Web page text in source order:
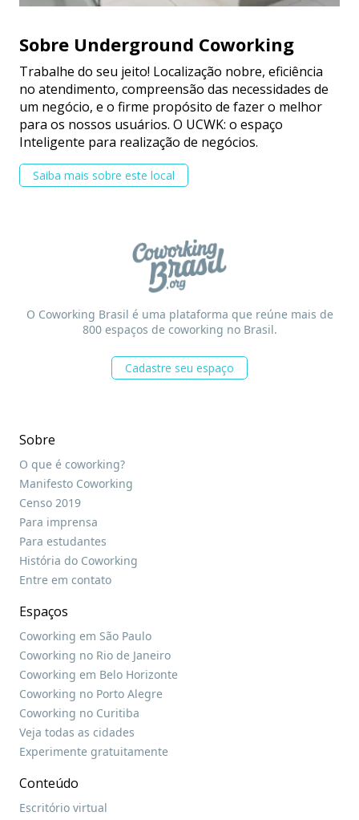
Sobre Underground Coworking
Trabalhe do seu jeito! Localização nobre, eficiência
no atendimento, compreensão das necessidades de
um negócio, e o firme propósito de fazer o melhor
para os nossos usuários. O UCWK: o espaço
Inteligente para realização de negócios.
Saiba mais sobre este local
O Coworking Brasil é uma plataforma que reúne mais de
800 espaços de coworking no Brasil.
Cadastre seu espaço
Sobre
O que é coworking?
Manifesto Coworking
Censo 2019
Para imprensa
Para estudantes
História do Coworking
Entre em contato
Espaços
Coworking em São Paulo
Coworking no Rio de Janeiro
Coworking em Belo Horizonte
Coworking no Porto Alegre
Coworking no Curitiba
Veja todas as cidades
Experimente gratuitamente
Conteúdo
Escritório virtual